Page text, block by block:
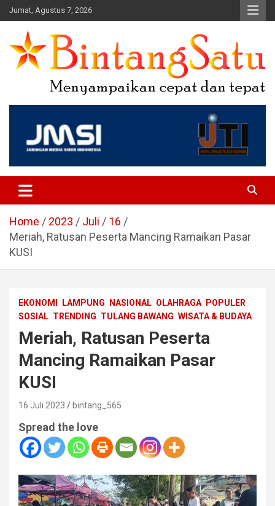
Skip
to
content
Jumat, Agustus 7, 2026
Portal Berita Nasional dan
Regional
Home 2023 Juli
16
Meriah, Ratusan Peserta Mancing Ramaikan Pasar
KUSI
EKONOMI LAMPUNG NASIONAL OLAHRAGA
POPULER
SOSIAL TRENDING TULANG BAWANG WISATA & BUDAYA
Meriah, Ratusan Peserta
Mancing Ramaikan Pasar
KUSI
16 Juli 2023 bintang_565
Spread the love